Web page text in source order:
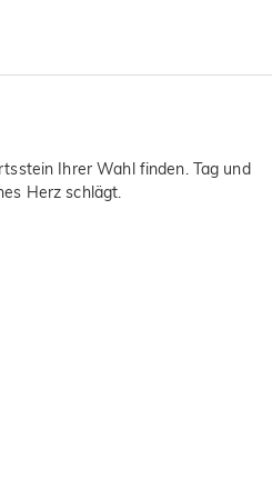
Ihrer Wahl finden. Tag und
Herz schlägt.